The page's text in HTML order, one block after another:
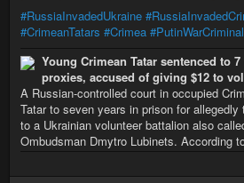
#RussiaInvadedUkraine
#CrimeanTatars #Crimea #PutinWarCriminal
Young Crimean Tatar sentenced to
proxies, accused of giving $12 to
A Russian-controlled court in occupied
Tatar to seven years in prison for allegedly
to a Ukrainian volunteer battalion also
Ombudsman Dmytro Lubinets. According